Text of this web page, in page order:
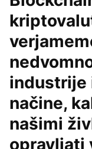
industrije
načine,
našimi
opravljati